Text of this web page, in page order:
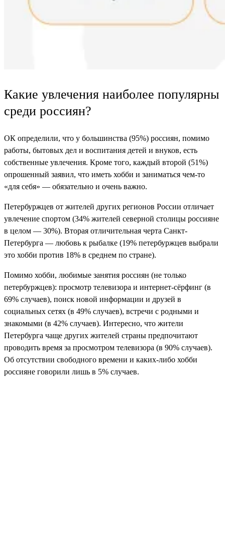
Какие увлечения наиболее популярны
среди россиян?
ОК определили, что у большинства (95%) россиян, помимо
работы, бытовых дел и воспитания детей и внуков, есть
собственные увлечения. Кроме того, каждый второй (51%)
опрошенный заявил, что иметь хобби и заниматься чем-то
«для себя» — обязательно и очень важно.
Петербуржцев от жителей других регионов России отличает
увлечение спортом (34% жителей северной столицы россияне
в целом — 30%). Вторая отличительная черта Санкт-
Петербурга — любовь к рыбалке (19% петербуржцев выбрали
это хобби против 18% в среднем по стране).
Помимо хобби, любимые занятия россиян (не только
петербуржцев): просмотр телевизора и интернет-сёрфинг (в
69% случаев), поиск новой информации и друзей в
социальных сетях (в 49% случаев), встречи с родными и
знакомыми (в 42% случаев). Интересно, что жители
Петербурга чаще других жителей страны предпочитают
проводить время за просмотром телевизора (в 90% случаев).
Об отсутствии свободного времени и каких-либо хобби
россияне говорили лишь в 5% случаев.